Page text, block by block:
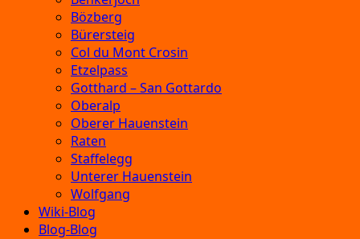
Bözberg
Bürersteig
Col du Mont Crosin
Etzelpass
Gotthard – San Gottardo
Oberalp
Oberer Hauenstein
Raten
Staffelegg
Unterer Hauenstein
Wolfgang
Wiki-Blog
Blog-Blog